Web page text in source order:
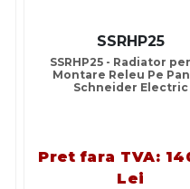
SSRHP25
SSRHP25 - Radiator
Montare Releu Pe
Schneider Electric
Pret fara TVA:
Lei